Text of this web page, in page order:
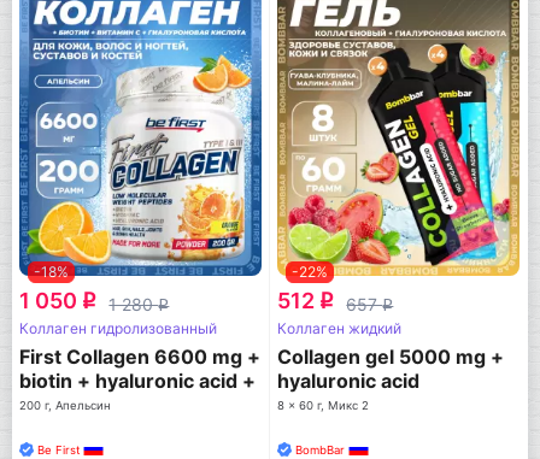
-18%
1 050 q 1 280q
Коллаген гидролизованный
First Collagen 6600 mg +
biotin + hyaluronic acid +
vitamin C
200 г, Апельсин
Be First
-22%
512 q 657q
Коллаген жидкий
Collagen gel 5000 mg +
hyaluronic acid
8 x 60 г, Микс 2
BombBar